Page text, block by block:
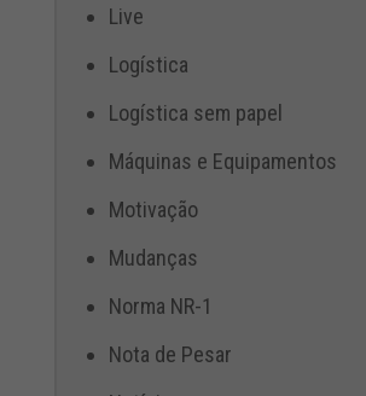
Live
Logística
Logística sem papel
Máquinas e Equipamentos
Motivação
Mudanças
Norma NR-1
Nota de Pesar